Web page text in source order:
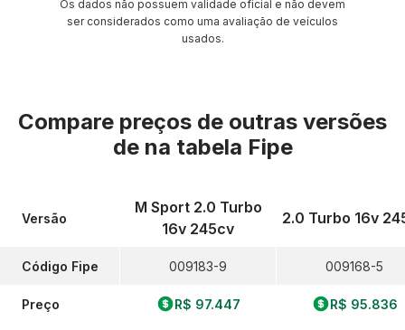
Os dados não possuem validade oficial e não devem
ser considerados como uma avaliação de veículos
usados.
Compare preços de outras versões
de na tabela Fipe
Versão
Código Fipe
Preço
M Sport 2.0 Turbo
16v 245cv
009183-9
R$ 97.447
2.0 Turbo 16v
009168-5
R$ 95.836